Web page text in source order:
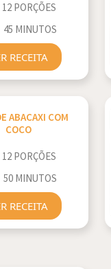
12 PORÇÕES
45 MINUTOS
RECEITA
ABACAXI COM
COCO
12 PORÇÕES
50 MINUTOS
RECEITA